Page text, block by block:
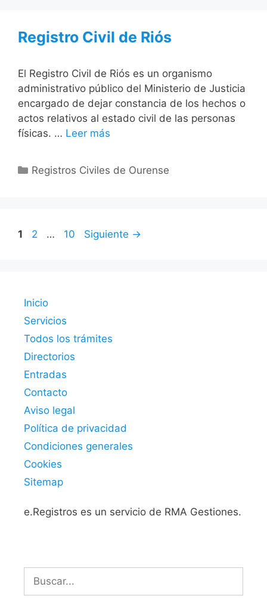
Registro Civil de Riós
El Registro Civil de Riós es un organismo
administrativo público del Ministerio de Justicia
encargado de dejar constancia de los hechos o
actos relativos al estado civil de las personas
físicas. … Leer más
Categorías
Registros Civiles de Ourense
Página
1 Página
2 … Página
10 Siguiente →
Inicio
Servicios
Todos los trámites
Directorios
Entradas
Contacto
Aviso legal
Política de privacidad
Condiciones generales
Cookies
Sitemap
e.Registros es un servicio de RMA Gestiones.
Buscar: